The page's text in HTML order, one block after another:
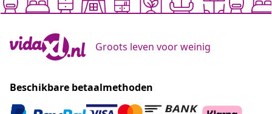
Groots leven voor weinig
Beschikbare betaalmethoden